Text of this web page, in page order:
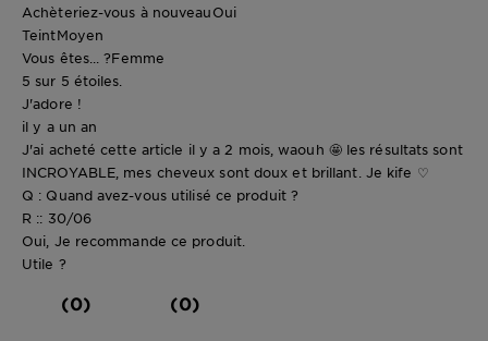
Achèteriez-vous à nouveauOui
TeintMoyen
Vous êtes... ?Femme
5 sur 5 étoiles.
J'adore !
il y a un an
J'ai acheté cette article il y a 2 mois, waouh 🤩 les résultats sont
INCROYABLE, mes cheveux sont doux et brillant. Je kife ♡
Q : Quand avez-vous utilisé ce produit ?
R :: 30/06
Oui, Je recommande ce produit.
Utile ?
(0) (0)